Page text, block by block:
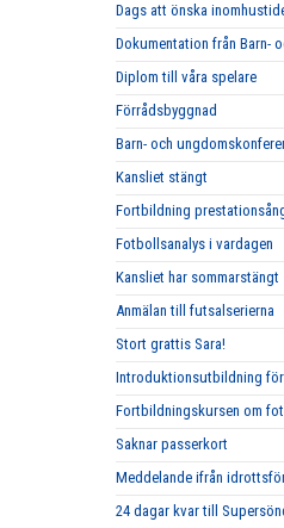
Dags att önska
Dokumentation från Barn-
Diplom till våra spelare
Förrådsbyggnad
Barn- och
Kansliet stängt
Fortbildning
Fotbollsanalys i vardagen
Kansliet har sommarstängt
Anmälan till futsalserierna
Stort grattis Sara!
Introduktionsutbildning
Fortbildningskursen om
Saknar passerkort
Meddelande ifrån
24 dagar kvar till